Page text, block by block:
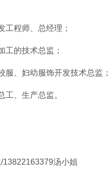
工程师、总经理；
工的技术总监；
服、妇幼服饰开发技术总监；
工、生产总监。
汤小姐